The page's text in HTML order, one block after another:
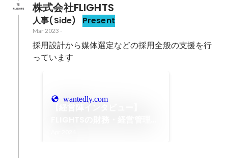
株式会社FLIGHTS
人事(Side) Present
Mar 2023 -
採用設計から媒体選定などの採用全般の支援を行
っています
wantedly.com